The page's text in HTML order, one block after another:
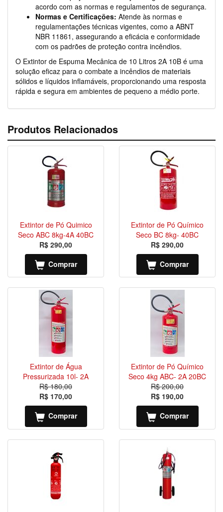
acordo com as normas e regulamentos de segurança.
Normas e Certificações: Atende às normas e
regulamentações técnicas vigentes, como a ABNT
NBR 11861, assegurando a eficácia e conformidade
com os padrões de proteção contra incêndios.
O Extintor de Espuma Mecânica de 10 Litros 2A 10B é uma
solução eficaz para o combate a incêndios de materiais
sólidos e líquidos inflamáveis, proporcionando uma resposta
rápida e segura em ambientes de pequeno a médio porte.
Produtos Relacionados
Extintor de Pó Quimico
Seco ABC 8kg-4A 40BC
R$ 290,00
Comprar
Extintor de Pó Químico
Seco BC 8kg- 40BC
R$ 290,00
Comprar
Extintor de Água
Pressurizada 10l- 2A
R$ 180,00
R$ 170,00
Comprar
Extintor de Pó Químico
Seco 4kg ABC- 2A 20BC
R$ 200,00
R$ 190,00
Comprar